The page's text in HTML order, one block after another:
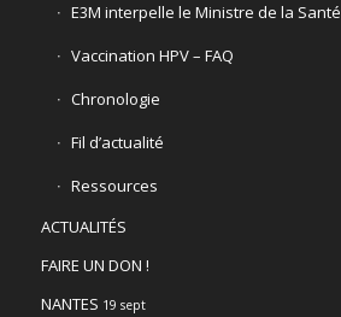
E3M interpelle le Ministre de la Santé
Vaccination HPV – FAQ
Chronologie
Fil d’actualité
Ressources
ACTUALITÉS
FAIRE UN DON !
NANTES 19 sept